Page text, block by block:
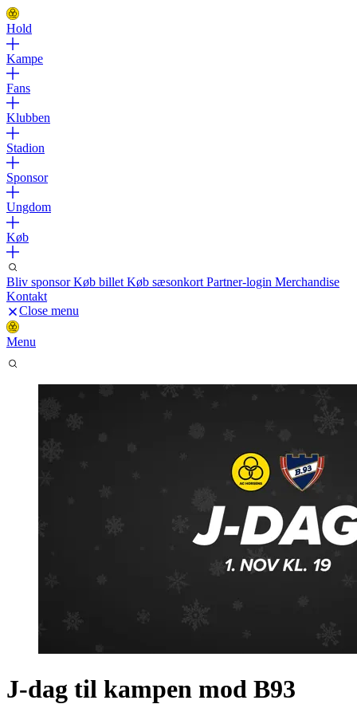
Hold
Kampe
Fans
Klubben
Stadion
Sponsor
Ungdom
Køb
Bliv sponsorKøb billet Køb sæsonkort Partner-login Merchandise
Kontakt
Close menu
Menu
J-dag til kampen mod B93